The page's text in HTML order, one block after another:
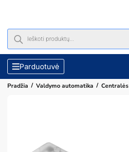
Parduotuvė
Pradžia / Valdymo automatika / Centralės